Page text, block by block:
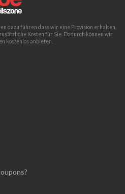
dazu führen dass wir eine Provision erhalten,
Kosten für Sie. Dadurch können wir
kostenlos anbieten.